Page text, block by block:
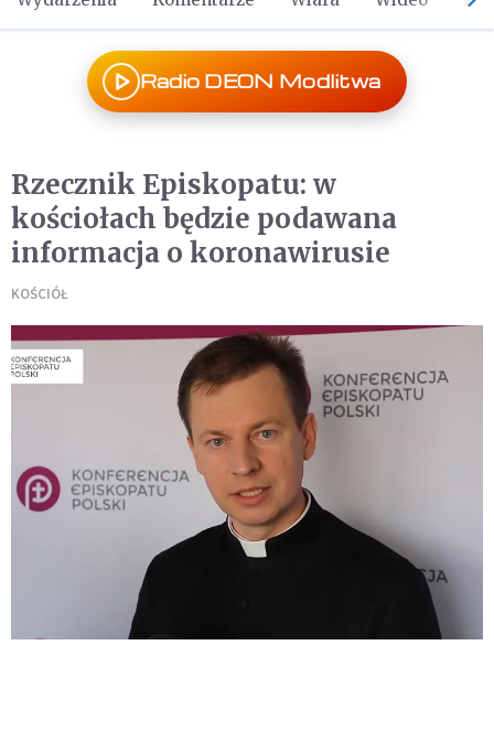
Radio DEON Modlitwa
Rzecznik Episkopatu: w
kościołach będzie podawana
informacja o koronawirusie
KOŚCIÓŁ